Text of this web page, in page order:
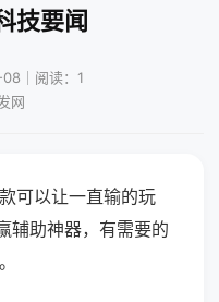
技要闻
｜阅读：1
网
可以让一直输的玩
辅助神器，有需要的